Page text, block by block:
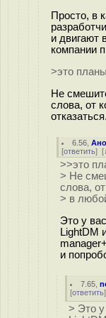
Просто, в
и двигают
компании
>это
Не
слова, от
отказаться.
6.56 ,
[ответить] [↓
>>это
> Не
слова,
> в
Это у
LightDM
и
7.65 ,
[ответить]
> Это у